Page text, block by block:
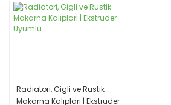
Radiatori, Gigli ve Rustik
Makarna Kalıpları | Ekstruder